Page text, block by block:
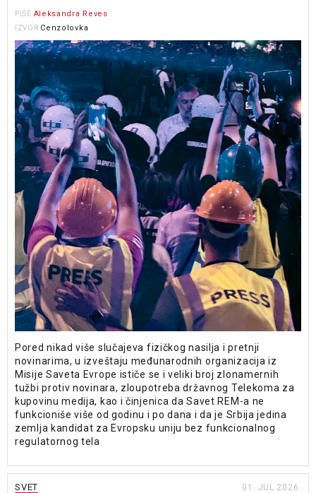
PIŠE Aleksandra Reves
IZVOR Cenzolovka
Pored nikad više slučajeva fizičkog nasilja i pretnji
novinarima, u izveštaju međunarodnih organizacija iz
Misije Saveta Evrope ističe se i veliki broj zlonamernih
tužbi protiv novinara, zloupotreba državnog Telekoma za
kupovinu medija, kao i činjenica da Savet REM-a ne
funkcioniše više od godinu i po dana i da je Srbija jedina
zemlja kandidat za Evropsku uniju bez funkcionalnog
regulatornog tela
SVET 01. JUL 2026.